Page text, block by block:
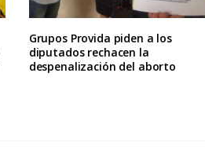
Grupos Provida piden a los
diputados rechacen la
despenalización del aborto